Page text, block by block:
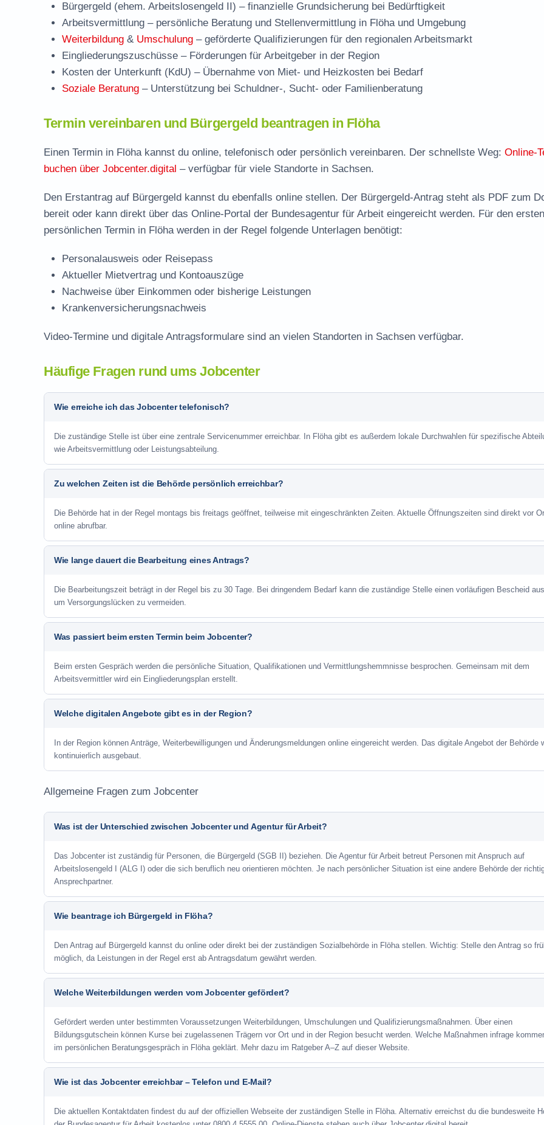
Bürgergeld (ehem. Arbeitslosengeld II) – finanzielle Grundsicherung bei Bedürftigkeit
Arbeitsvermittlung – persönliche Beratung und Stellenvermittlung in Flöha und Umgebung
Weiterbildung & Umschulung – geförderte Qualifizierungen für den regionalen Arbeitsmarkt
Eingliederungszuschüsse – Förderungen für Arbeitgeber in der Region
Kosten der Unterkunft (KdU) – Übernahme von Miet- und Heizkosten bei Bedarf
Soziale Beratung – Unterstützung bei Schuldner-, Sucht- oder Familienberatung
Termin vereinbaren und Bürgergeld beantragen in Flöha
Einen Termin in Flöha kannst du online, telefonisch oder persönlich vereinbaren. Der schnellste Weg: Online-
buchen über Jobcenter.digital – verfügbar für viele Standorte in Sachsen.
Den Erstantrag auf Bürgergeld kannst du ebenfalls online stellen. Der Bürgergeld-Antrag steht als PDF zum
bereit oder kann direkt über das Online-Portal der Bundesagentur für Arbeit eingereicht werden. Für den ersten
persönlichen Termin in Flöha werden in der Regel folgende Unterlagen benötigt:
Personalausweis oder Reisepass
Aktueller Mietvertrag und Kontoauszüge
Nachweise über Einkommen oder bisherige Leistungen
Krankenversicherungsnachweis
Video-Termine und digitale Antragsformulare sind an vielen Standorten in Sachsen verfügbar.
Häufige Fragen rund ums Jobcenter
Wie erreiche ich das Jobcenter telefonisch?
Die zuständige Stelle ist über eine zentrale Servicenummer erreichbar. In Flöha gibt es außerdem lokale Durchwahlen für spezifische
wie Arbeitsvermittlung oder Leistungsabteilung.
Zu welchen Zeiten ist die Behörde persönlich erreichbar?
Die Behörde hat in der Regel montags bis freitags geöffnet, teilweise mit eingeschränkten Zeiten. Aktuelle Öffnungszeiten sind direkt vor
online abrufbar.
Wie lange dauert die Bearbeitung eines Antrags?
Die Bearbeitungszeit beträgt in der Regel bis zu 30 Tage. Bei dringendem Bedarf kann die zuständige Stelle einen vorläufigen Bescheid
um Versorgungslücken zu vermeiden.
Was passiert beim ersten Termin beim Jobcenter?
Beim ersten Gespräch werden die persönliche Situation, Qualifikationen und Vermittlungshemmnisse besprochen. Gemeinsam mit dem
Arbeitsvermittler wird ein Eingliederungsplan erstellt.
Welche digitalen Angebote gibt es in der Region?
In der Region können Anträge, Weiterbewilligungen und Änderungsmeldungen online eingereicht werden. Das digitale Angebot der Behörde
kontinuierlich ausgebaut.
Allgemeine Fragen zum Jobcenter
Was ist der Unterschied zwischen Jobcenter und Agentur für Arbeit?
Das Jobcenter ist zuständig für Personen, die Bürgergeld (SGB II) beziehen. Die Agentur für Arbeit betreut Personen mit Anspruch auf
Arbeitslosengeld I (ALG I) oder die sich beruflich neu orientieren möchten. Je nach persönlicher Situation ist eine andere Behörde der
Ansprechpartner.
Wie beantrage ich Bürgergeld in Flöha?
Den Antrag auf Bürgergeld kannst du online oder direkt bei der zuständigen Sozialbehörde in Flöha stellen. Wichtig: Stelle den Antrag so
möglich, da Leistungen in der Regel erst ab Antragsdatum gewährt werden.
Welche Weiterbildungen werden vom Jobcenter gefördert?
Gefördert werden unter bestimmten Voraussetzungen Weiterbildungen, Umschulungen und Qualifizierungsmaßnahmen. Über einen
Bildungsgutschein können Kurse bei zugelassenen Trägern vor Ort und in der Region besucht werden. Welche Maßnahmen infrage
im persönlichen Beratungsgespräch in Flöha geklärt. Mehr dazu im Ratgeber A–Z auf dieser Website.
Wie ist das Jobcenter erreichbar – Telefon und E-Mail?
Die aktuellen Kontaktdaten findest du auf der offiziellen Webseite der zuständigen Stelle in Flöha. Alternativ erreichst du die bundesweite